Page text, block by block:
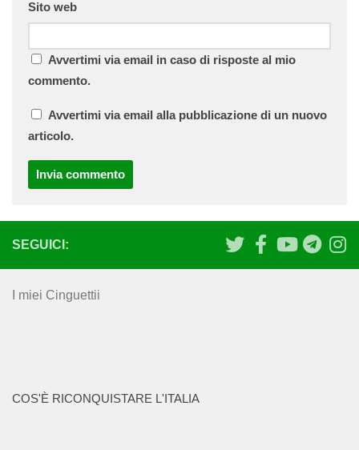
Sito web
Avvertimi via email in caso di risposte al mio
commento.
Avvertimi via email alla pubblicazione di un nuovo
articolo.
SEGUICI:
I miei Cinguettii
COS'È RICONQUISTARE L'ITALIA